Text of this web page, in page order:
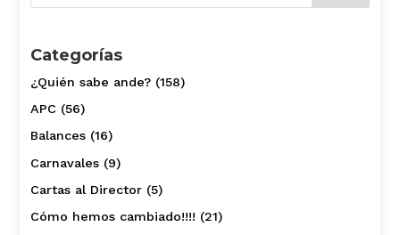
Categorías
¿Quién sabe ande?(158)
APC(56)
Balances(16)
Carnavales(9)
Cartas al Director(5)
Cómo hemos cambiado!!!! (21)